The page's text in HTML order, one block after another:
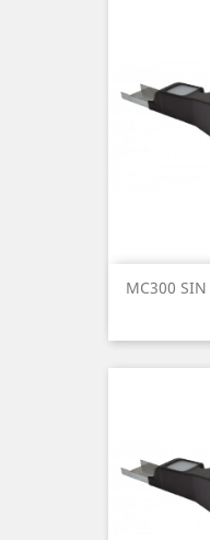
MC300